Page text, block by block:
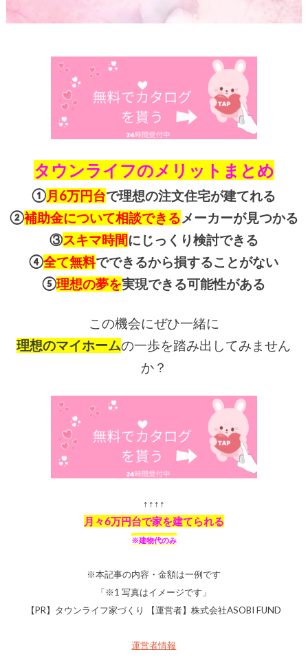
タウンライフのメリットまとめ
①月6万円台で理想の注文住宅が建てれる
②補助金について相談できるメーカーが見つかる
③スキマ時間にじっくり検討できる
④全て無料でできるから損することがない
⑤理想の夢を実現できる可能性がある
この機会にぜひ一緒に
理想のマイホームの一歩を踏み出してみません
か？
↑↑↑↑
月々6万円台で家を建てられる
※建物代のみ
※本記事の内容・金額は一例です
「※1 写真はイメージです」
【PR】タウンライフ家づくり 【運営者】株式会社ASOBI FUND
運営者情報